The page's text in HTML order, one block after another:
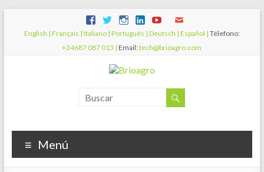
English | Français | Italiano | Portugués | Deutsch | Español | Télefono:
+34687 087 013 | Email:tech@brioagro.com
Menú